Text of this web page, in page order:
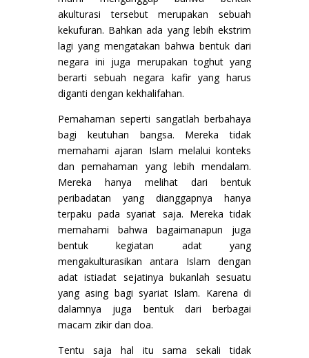
akulturasi tersebut merupakan sebuah
kekufuran. Bahkan ada yang lebih ekstrim
lagi yang mengatakan bahwa bentuk dari
negara ini juga merupakan toghut yang
berarti sebuah negara kafir yang harus
diganti dengan kekhalifahan.
Pemahaman seperti sangatlah berbahaya
bagi keutuhan bangsa. Mereka tidak
memahami ajaran Islam melalui konteks
dan pemahaman yang lebih mendalam.
Mereka hanya melihat dari bentuk
peribadatan yang dianggapnya hanya
terpaku pada syariat saja. Mereka tidak
memahami bahwa bagaimanapun juga
bentuk kegiatan adat yang
mengakulturasikan antara Islam dengan
adat istiadat sejatinya bukanlah sesuatu
yang asing bagi syariat Islam. Karena di
dalamnya juga bentuk dari berbagai
macam zikir dan doa.
Tentu saja hal itu sama sekali tidak